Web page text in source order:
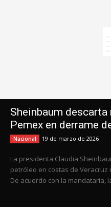
Sheinbaum
Pemex en derrame
Nacional 19 de marzo de 2026
La presidenta Claudia
petróleo en costas de
De acuerdo con la mandataria,